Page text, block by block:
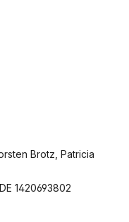
Brotz, Patricia
1420693802